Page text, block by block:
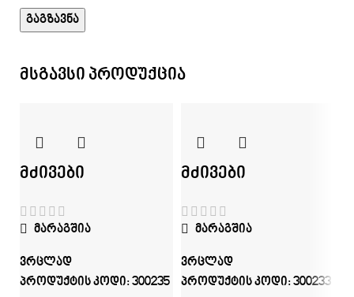
მსგავსი პროდუქცია
მძივები
მარაგშია
ვრცლად
პროდუქტის კოდი:300235
მძივები
მარაგშია
ვრცლად
პროდუქტის კოდი:300233